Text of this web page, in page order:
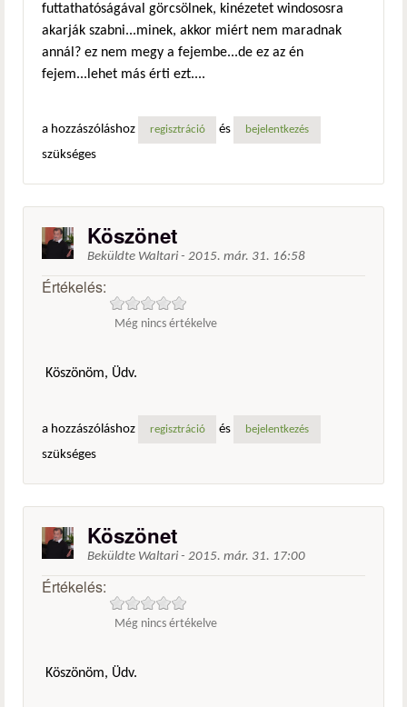
futtathatóságával görcsölnek, kinézetet windososra
akarják szabni...minek, akkor miért nem maradnak
annál? ez nem megy a fejembe...de ez az én
fejem...lehet más érti ezt....
a hozzászóláshoz regisztráció és bejelentkezés
szükséges
Köszönet
Beküldte Waltari - 2015. már. 31. 16:58
Értékelés:
Még nincs értékelve
Köszönöm, Üdv.
a hozzászóláshoz regisztráció és bejelentkezés
szükséges
Köszönet
Beküldte Waltari - 2015. már. 31. 17:00
Értékelés:
Még nincs értékelve
Köszönöm, Üdv.